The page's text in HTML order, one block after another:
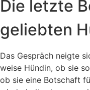
Die letzte
geliebten
Das Gespräch neigte
weise Hündin, ob sie
ob sie eine Botschaft